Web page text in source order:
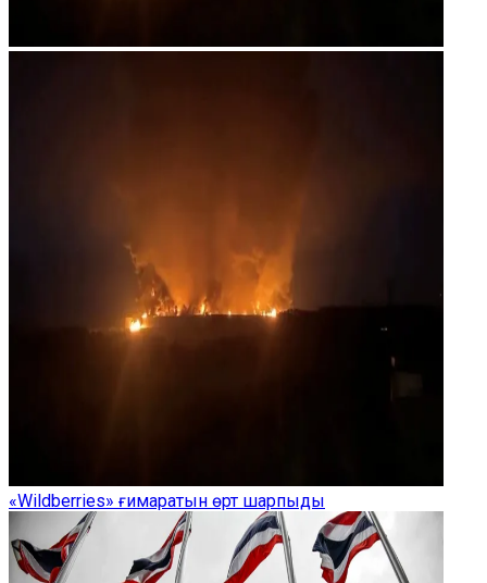
«Wildberries» ғимаратын өрт шарпыды